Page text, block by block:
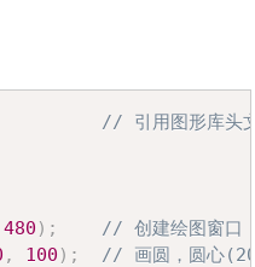
// 引用图形库头
480 ) ;
// 创建绘图窗口
, 100 ) ;
// 画圆，圆心
Copy